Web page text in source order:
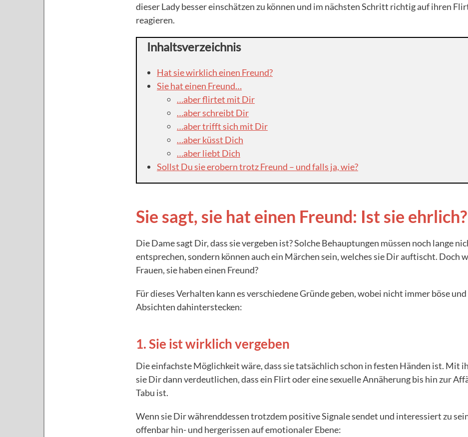
dieser Lady besser einschätzen zu können und im nächsten Schritt richtig auf ihren
reagieren.
Inhaltsverzeichnis
Hat sie wirklich einen Freund?
Sie hat einen Freund…
…aber flirtet mit Dir
…aber schreibt Dir
…aber trifft sich mit Dir
…aber küsst Dich
…aber liebt Dich
Sollst Du sie erobern trotz Freund – und falls ja, wie?
Sie sagt, sie hat einen Freund: Ist sie ehrlich?
Die Dame sagt Dir, dass sie vergeben ist? Solche Behauptungen müssen noch lange
entsprechen, sondern können auch ein Märchen sein, welches sie Dir auftischt. Doch
Frauen, sie haben einen Freund?
Für dieses Verhalten kann es verschiedene Gründe geben, wobei nicht immer böse
Absichten dahinterstecken:
1. Sie ist wirklich vergeben
Die einfachste Möglichkeit wäre, dass sie tatsächlich schon in festen Händen ist. Mit
sie Dir dann verdeutlichen, dass ein Flirt oder eine sexuelle Annäherung bis hin zur
Tabu ist.
Wenn sie Dir währenddessen trotzdem positive Signale sendet und interessiert zu
offenbar hin- und hergerissen auf emotionaler Ebene: